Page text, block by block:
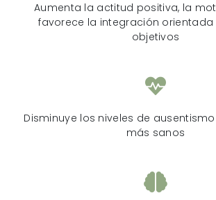
Aumenta la actitud positiva, la
favorece la integración orientada
objetivos
Disminuye los niveles de
más sanos